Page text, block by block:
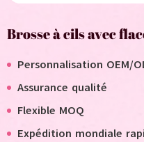
Brosse à cils avec
Personnalisation OEM/
Assurance qualité
Flexible MOQ
Expédition mondiale